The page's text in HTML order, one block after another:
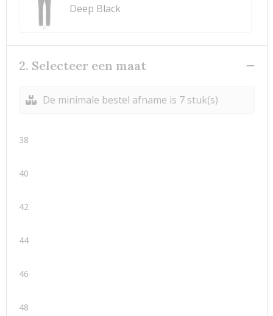
Deep Black
2. Selecteer een maat
De minimale bestel afname is 7 stuk(s)
38
40
42
44
46
48